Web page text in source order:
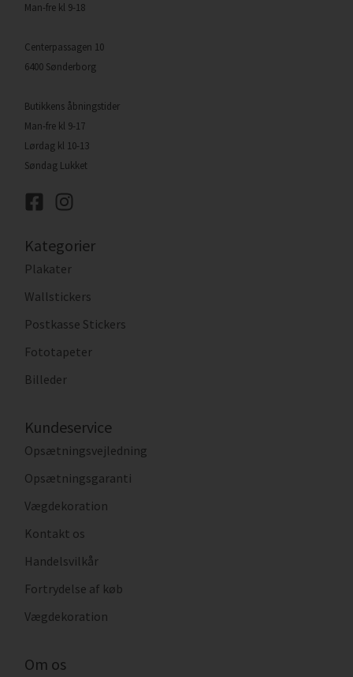
Man-fre kl 9-18
Centerpassagen 10
6400 Sønderborg
Butikkens åbningstider
Man-fre kl 9-17
Lørdag kl 10-13
Søndag Lukket
Kategorier
Plakater
Wallstickers
Postkasse Stickers
Fototapeter
Billeder
Kundeservice
Opsætningsvejledning
Opsætningsgaranti
Vægdekoration
Kontakt os
Handelsvilkår
Fortrydelse af køb
Vægdekoration
Om os